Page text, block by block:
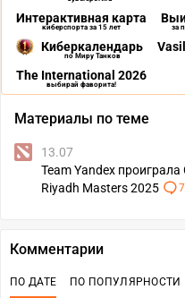
Интерактивная карта
киберспорта за 15 лет за
Киберкалендарь
по Миру Танков
The International 2026
выбирай фаворита!
Материалы по теме
13.07
Team Yandex
Riyadh Masters 2025
Комментарии
ПО ДАТЕ ПО ПОПУЛЯРНОСТИ